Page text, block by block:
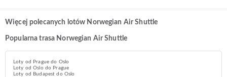
Więcej polecanych lotów Norwegian Air Shuttle
Popularna trasa Norwegian Air Shuttle
Loty od Prague do Oslo
Loty od Oslo do Prague
Loty od Budapest do Oslo